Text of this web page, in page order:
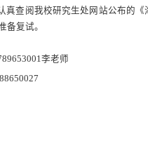
真查阅我校研究生处网站公布的《
备复试。
李老师